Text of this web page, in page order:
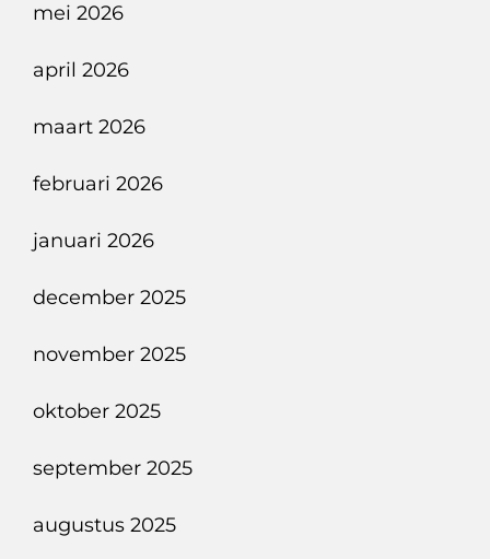
mei 2026
april 2026
maart 2026
februari 2026
januari 2026
december 2025
november 2025
oktober 2025
september 2025
augustus 2025